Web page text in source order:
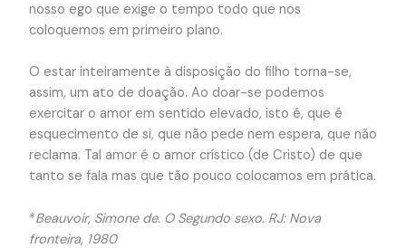
nosso ego que exige o tempo todo que nos
coloquemos em primeiro plano.
O estar inteiramente à disposição do filho torna-se,
assim, um ato de doação. Ao doar-se podemos
exercitar o amor em sentido elevado, isto é, que é
esquecimento de si, que não pede nem espera, que não
reclama. Tal amor é o amor crístico (de Cristo) de que
tanto se fala mas que tão pouco colocamos em prática.
*Beauvoir, Simone de. O Segundo sexo. RJ: Nova
fronteira, 1980